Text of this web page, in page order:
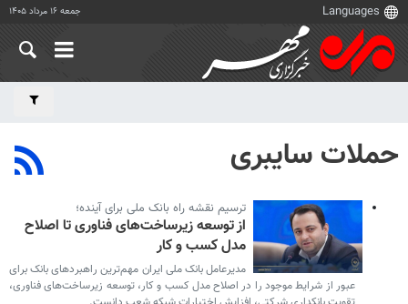
جمعه ۱۶ مرداد ۱۴۰۵
حملات سایبری
ترسیم نقشه راه بانک ملی برای آینده؛
از توسعه زیرساخت‌های فناوری تا اصلاح
مدل کسب و کار
مدیرعامل بانک ملی ایران مهم‌ترین راهبردهای بانک برای
عبور از شرایط موجود را در اصلاح مدل کسب‌ و کار، توسعه زیرساخت‌های فناوری،